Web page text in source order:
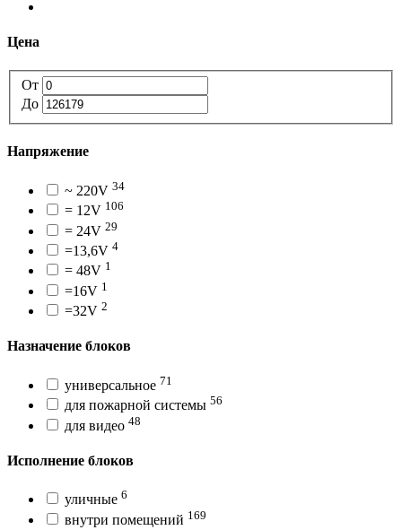
Цена
От
До
Напряжение
~ 220V 34
= 12V 106
= 24V 29
=13,6V 4
= 48V 1
=16V 1
=32V 2
Назначение блоков
универсальное 71
для пожарной системы 56
для видео 48
Исполнение блоков
уличные 6
внутри помещений 169